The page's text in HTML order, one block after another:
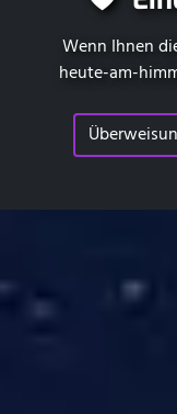
Wenn Ihnen
heute-am-